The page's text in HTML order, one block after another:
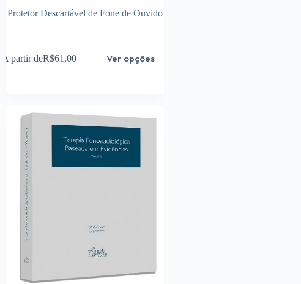
Protetor Descartável de Fone de Ouvido
A partir deR$61,00 Ver opções
produto
opções
escolhidas
produto